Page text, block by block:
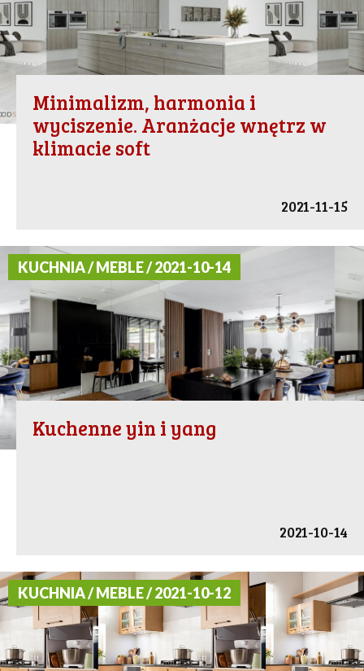
Minimalizm, harmonia i
wyciszenie. Aranżacje wnętrz w
klimacie soft
2021-11-15
KUCHNIA / MEBLE / 2021-10-14
Kuchenne yin i yang
2021-10-14
KUCHNIA / MEBLE / 2021-10-12